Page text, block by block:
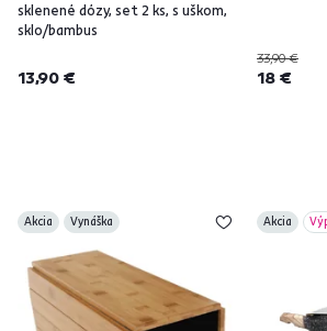
sklenené dózy, set 2 ks, s uškom,
sklo/bambus
13,90 €
33,90 €
18 €
Akcia Vynáška Akcia